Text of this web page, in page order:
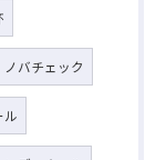
ノバチェック
ル